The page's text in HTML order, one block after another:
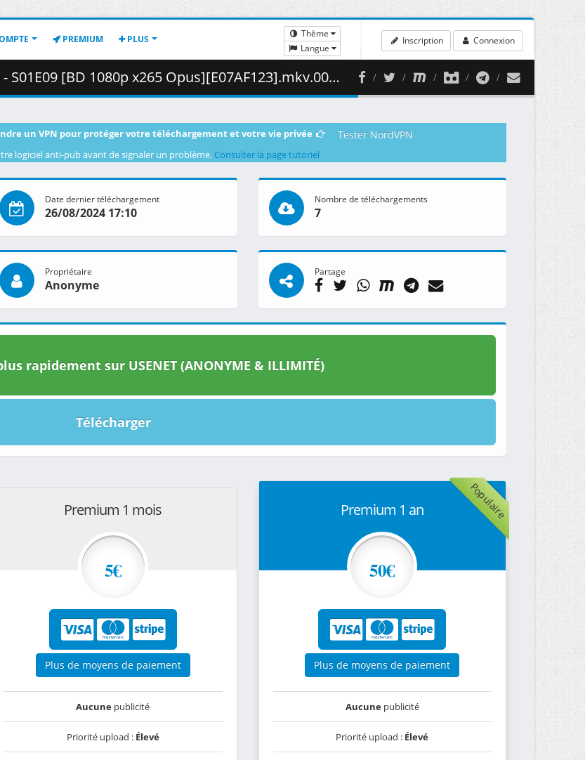
PREMIUM PLUS
Thème
Langue
Inscription Connexion
[BD 1080p x265 Opus][E07AF123].mkv.001 ( 269.61 MB )
un VPN pour protéger votre téléchargement et votre vie privée Tester NordVPN
logiciel anti-pub avant de signaler un problème. Consulter la page tutoriel
Date dernier téléchargement
26/08/2024 17:10
Nombre de téléchargements
7
Propriétaire
Anonyme
Partage
rapidement sur USENET (ANONYME & ILLIMITÉ)
Télécharger
Premium 1 mois
5€
Plus de moyens de paiement
Aucune publicité
Priorité upload : Élevé
Populaire
Premium 1 an
50€
Plus de moyens de paiement
Aucunepublicité
Priorité upload : Élevé